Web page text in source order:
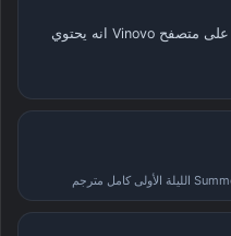
مرحبا لماذا تضعون العرض على متصفح Vinovo انه يحتوي